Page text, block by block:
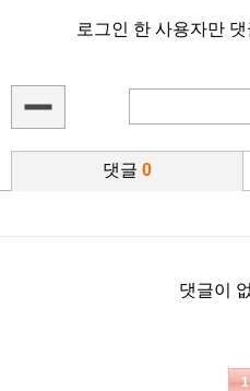
로그인 한 사용자만
댓글 0
댓글이
1